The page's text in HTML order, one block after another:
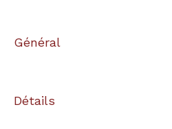
Général
Détails